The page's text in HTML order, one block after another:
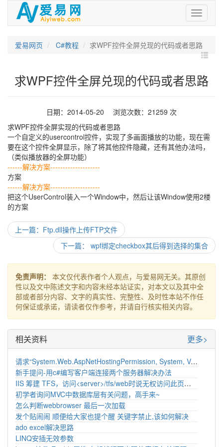
爱
易
爱易网页
C#教程 求WPF控件全屏兑现的代码或者思路
求WPF控件全屏兑现的代码或者思路
日期：2014-05-20 浏览次数：21259 次
求WPF控件全屏实现的代码或者思路
一个自定义的usercontrol控件，实现了多画面播放的功能，现在需
要在这个控件全屏显示，除了将其他控件隐藏，还有其他办法吗，
（类似播放器的全屏功能）
------解决方案--------------------
方案
------解决方案--------------------
把这个UserControl装入一个Window中，然后让该Window使用2楼
的方案
上一篇：Ftp.dll操作上传FTP文件
下一篇： wpf绑定checkbox其后得到选择的集合
免责声明：
本文仅代表作者个人观点，与爱易网无关。其原创
性以及文中陈述文字和内容未经本站证实，对本文以及其中全
部或者部分内容、文字的真实性、完整性、及时性本站不作任
何保证或承诺，请读者仅作参考，并请自行核实相关内容。
相关资料 更多>
请求“System.Web.AspNetHostingPermission, System, Version=2.0.0.0, Culture=neutral, PublicKeyToken=b77a5c561934e089”类型的权限已失败。该如何处理
新手提问-用c#编写客户端连接两个服务器解决办法
IIS 筹建 TFS，访问<server>/tfs/web时说无权访问此页面，何解？
初学者询问MVC中数据库层有关问题，高手来~
怎么判断webbrowser 最后一次加载
发个贴闹闹 顺便给大家也提个醒 关键字禁止,该如何解决
ado excel解决思路
LINQ安插无效参数